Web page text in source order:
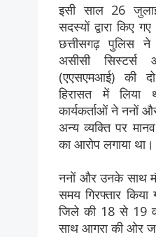
इसी साल 26
सदस्यों द्वारा किए
छत्तीसगढ़ पुलिस
असीसी
(एएसएमआई) की
हिरासत में
कार्यकर्ताओं ने ननों
अन्य व्यक्ति पर
का आरोप लगाया था।
ननों और उनके साथ
समय गिरफ्तार
जिले की 18 से 19
साथ आगरा की ओर